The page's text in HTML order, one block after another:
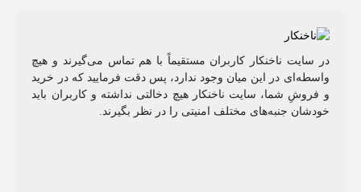
در سایت ناخنکار کاربران مستقیماً با هم تماس می‌گیرند و هیچ
واسطه‌ای در این میان وجود ندارد، پس دقت فرمایید که در خرید
و فروشِ شما، سایت ناخنکار هیچ دخالتی نداشته و کاربران باید
خودشان جنبه‌های مختلف امنیتی را در نظر بگیرند.